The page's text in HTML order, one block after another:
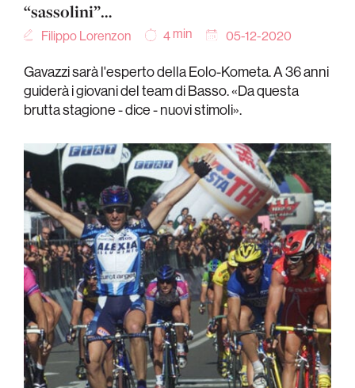
“sassolini”…
Filippo Lorenzon 4 min 05-12-2020
Gavazzi sarà l'esperto della Eolo-Kometa. A 36 anni
guiderà i giovani del team di Basso. «Da questa
brutta stagione - dice - nuovi stimoli».